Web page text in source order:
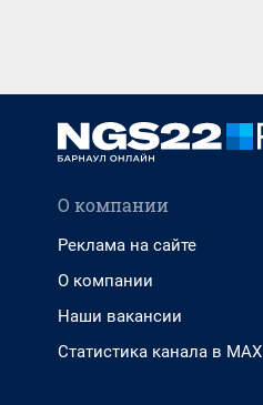
О компании
Реклама на сайте
О компании
Наши вакансии
Статистика канала в MAX